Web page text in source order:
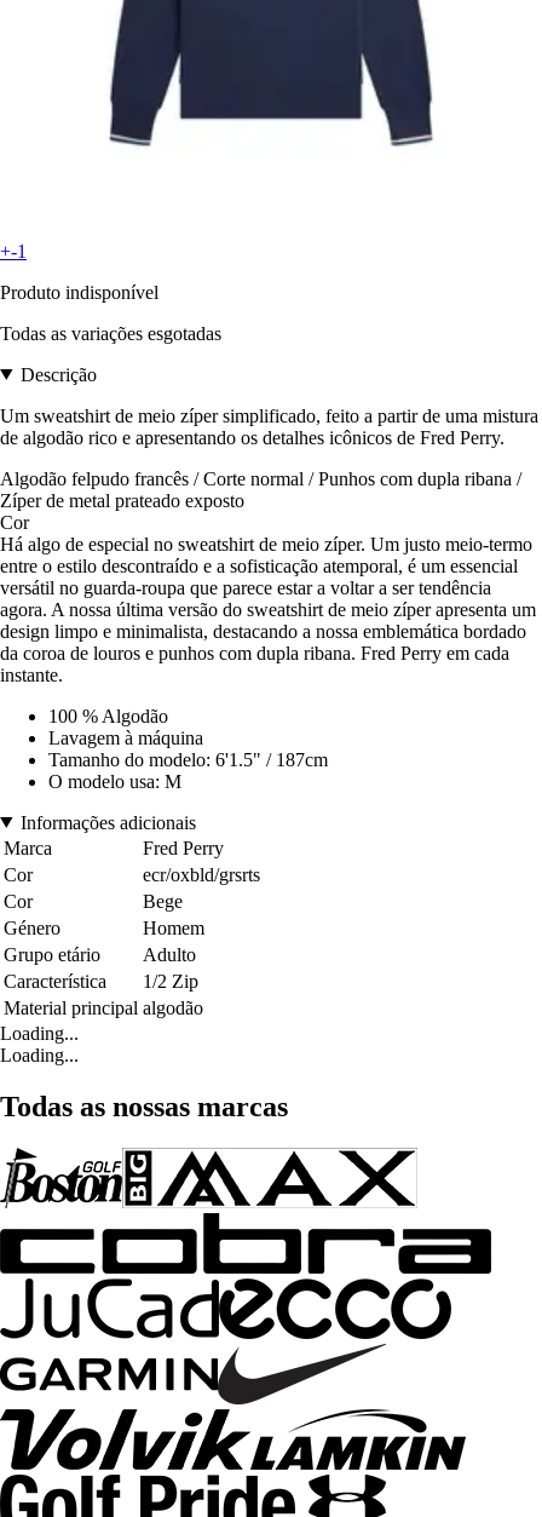
+-1
Produto indisponível
Todas as variações esgotadas
Descrição
Um sweatshirt de meio zíper simplificado, feito a partir de uma mistura
de algodão rico e apresentando os detalhes icônicos de Fred Perry.
Algodão felpudo francês / Corte normal / Punhos com dupla ribana /
Zíper de metal prateado exposto
Cor
Há algo de especial no sweatshirt de meio zíper. Um justo meio-termo
entre o estilo descontraído e a sofisticação atemporal, é um essencial
versátil no guarda-roupa que parece estar a voltar a ser tendência
agora. A nossa última versão do sweatshirt de meio zíper apresenta um
design limpo e minimalista, destacando a nossa emblemática bordado
da coroa de louros e punhos com dupla ribana. Fred Perry em cada
instante.
100 % Algodão
Lavagem à máquina
Tamanho do modelo: 6'1.5" / 187cm
O modelo usa: M
Informações adicionais
Marca
Fred Perry
Cor
ecr/oxbld/grsrts
Cor
Bege
Género
Homem
Grupo etário
Adulto
Característica
1/2 Zip
Material principal algodão
Loading...
Loading...
Todas as nossas marcas